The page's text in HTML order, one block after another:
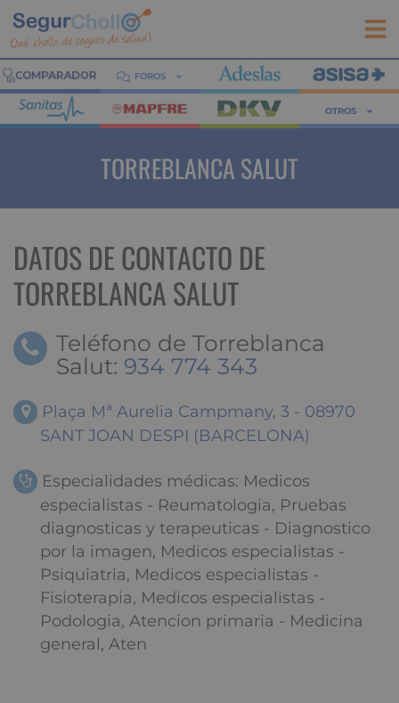
FOROS
OTROS
TORREBLANCA SALUT
DATOS DE CONTACTO DE
TORREBLANCA SALUT
Teléfono de Torreblanca
Salut: 934 774 343
Plaça Mª Aurelia Campmany, 3 - 08970
SANT JOAN DESPI (BARCELONA)
Especialidades médicas: Medicos
especialistas - Reumatologia, Pruebas
diagnosticas y terapeuticas - Diagnostico
por la imagen, Medicos especialistas -
Psiquiatria, Medicos especialistas -
Fisioterapia, Medicos especialistas -
Podologia, Atencion primaria - Medicina
general, Aten